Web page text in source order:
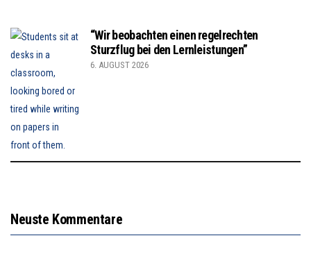
“Wir beobachten einen regelrechten
Sturzflug bei den Lernleistungen”
6. AUGUST 2026
Neuste Kommentare